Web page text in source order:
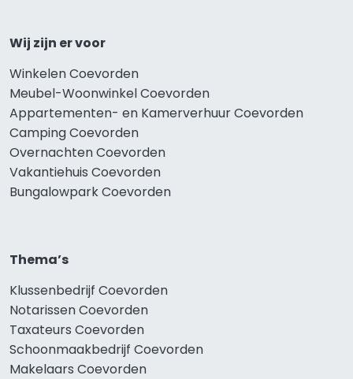
Wij zijn er voor
Winkelen Coevorden
Meubel-Woonwinkel Coevorden
Appartementen- en Kamerverhuur Coevorden
Camping Coevorden
Overnachten Coevorden
Vakantiehuis Coevorden
Bungalowpark Coevorden
Thema’s
Klussenbedrijf Coevorden
Notarissen Coevorden
Taxateurs Coevorden
Schoonmaakbedrijf Coevorden
Makelaars Coevorden